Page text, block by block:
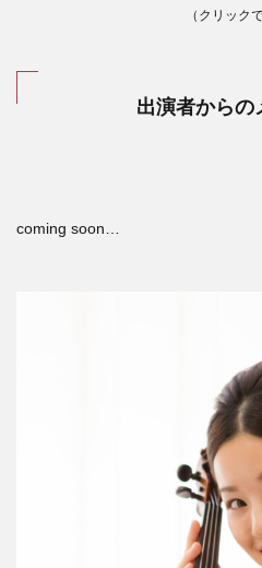
（クリック
出演者からの
coming soon…